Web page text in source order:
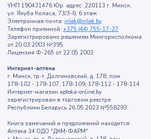
УНП 190431476 Юр. адрес: 220113 г. Минск,
ул. Якуба Коласа, 73/3-6, 6 этаж
Электронная почта: inlek@inlek.by
Телефон приемной: +375 (44) 755-17-27
Зарегистрировано решением Мингорисполкома
от 20.03.2003 №395
Лицензия Ф-265 от 22.05.2003
Интернет-аптека
г. Минск, тр-т. Долгиновский, д. 178, пом.
178-102 - 178-107, 178-109, 178-112 - 178-114
Интернет-магазин apteka-online.by
зарегистрирован в торговом реестре
Республики Беларусь 26.05.2023 №558293
Книга замечаний и предложений находится:
Аптека 34 ОДО "ДКМ-ФАРМ"